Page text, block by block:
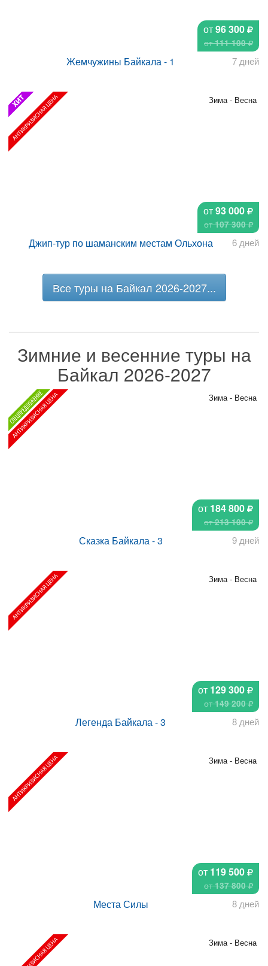
от96 300
от111 100
7 дней
Жемчужины Байкала - 1
от93 000
от107 300
Зима - Весна
6 дней
Джип-тур по шаманским местам Ольхона
Все туры на Байкал 2026-2027...
Зимние и весенние туры на
Байкал 2026-2027
от 184 800
от213 100
Зима - Весна
9 дней
Сказка Байкала - 3
от 129 300
от149 200
Зима - Весна
8 дней
Легенда Байкала - 3
от 119 500
от137 800
Зима - Весна
8 дней
Места Силы
Зима - Весна